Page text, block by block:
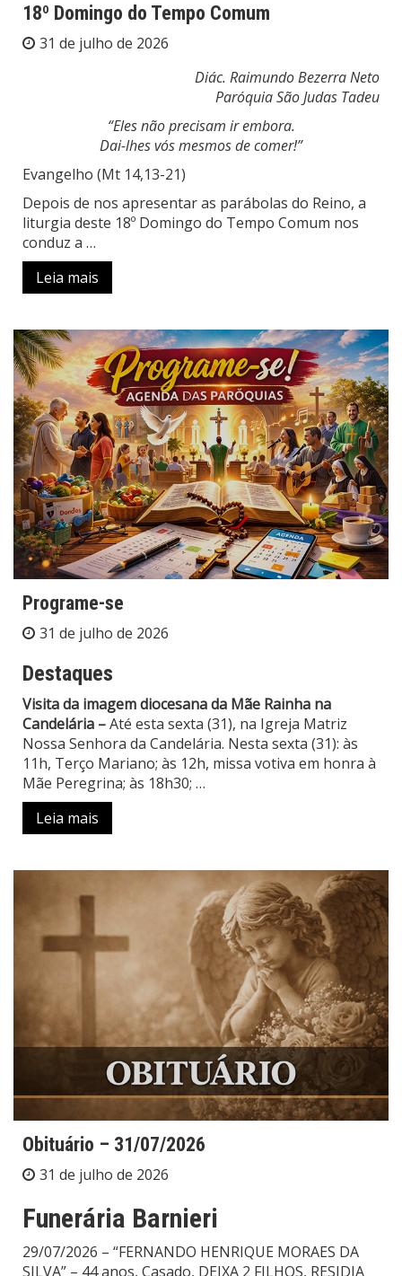
18º Domingo do Tempo Comum
31 de julho de 2026
Diác. Raimundo Bezerra Neto
Paróquia São Judas Tadeu
“Eles não precisam ir embora.
Dai-lhes vós mesmos de comer!”
Evangelho (Mt 14,13-21)
Depois de nos apresentar as parábolas do Reino, a
liturgia deste 18º Domingo do Tempo Comum nos
conduz a …
Leia mais
Programe-se
31 de julho de 2026
Destaques
Visita da imagem diocesana da Mãe Rainha na
Candelária –Até esta sexta (31), na Igreja Matriz
Nossa Senhora da Candelária. Nesta sexta (31): às
11h, Terço Mariano; às 12h, missa votiva em honra à
Mãe Peregrina; às 18h30; …
Leia mais
Obituário – 31/07/2026
31 de julho de 2026
Funerária Barnieri
29/07/2026 – “FERNANDO HENRIQUE MORAES DA
SILVA” – 44 anos, Casado, DEIXA 2 FILHOS, RESIDIA